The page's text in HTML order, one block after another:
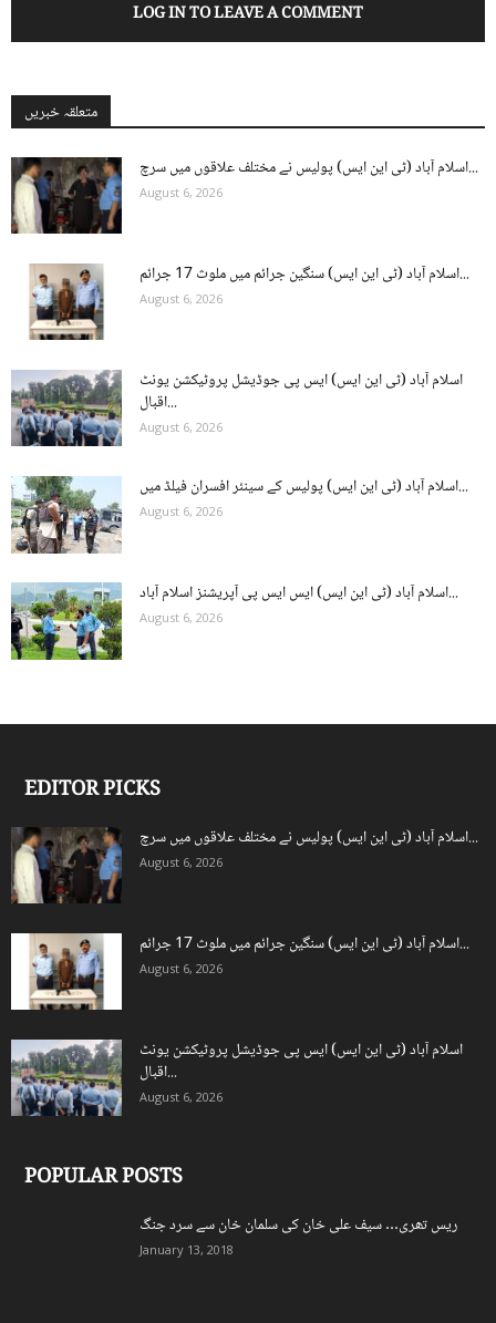
LOG IN TO LEAVE A COMMENT
متعلقہ خبریں
اسلام آباد (ٹی این ایس) پولیس نے مختلف علاقوں میں سرچ...
August 6, 2026
اسلام آباد (ٹی این ایس) سنگین جرائم میں ملوث 17 جرائم...
August 6, 2026
اسلام آباد (ٹی این ایس) ایس پی جوڈیشل پروٹیکشن یونٹ
اقبال...
August 6, 2026
اسلام آباد (ٹی این ایس) پولیس کے سینئر افسران فیلڈ میں...
August 6, 2026
اسلام آباد (ٹی این ایس) ایس ایس پی آپریشنز اسلام آباد...
August 6, 2026
EDITOR PICKS
اسلام آباد (ٹی این ایس) پولیس نے مختلف علاقوں میں سرچ...
August 6, 2026
اسلام آباد (ٹی این ایس) سنگین جرائم میں ملوث 17 جرائم...
August 6, 2026
اسلام آباد (ٹی این ایس) ایس پی جوڈیشل پروٹیکشن یونٹ
اقبال...
August 6, 2026
POPULAR POSTS
ریس تھری… سیف علی خان کی سلمان خان سے سرد جنگ
January 13, 2018